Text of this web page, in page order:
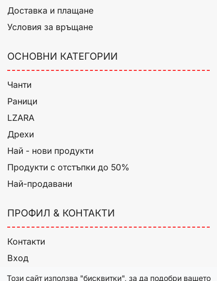
Доставка и плащане
Условия за връщане
ОСНОВНИ КАТЕГОРИИ
Чанти
Раници
LZARA
Дрехи
Най - нови продукти
Продукти с отстъпки до 50%
Най-продавани
ПРОФИЛ & КОНТАКТИ
Контакти
Вход
Регистрация
Този сайт използва "бисквитки", за да подобри вашето